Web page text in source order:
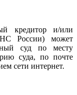
кредитор и/или
России) может
суд по месту
суда, по почте
сети интернет.